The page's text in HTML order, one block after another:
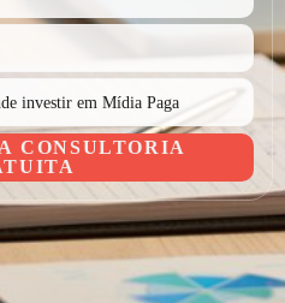
CONSULTORIA